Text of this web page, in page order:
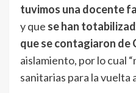
tuvimos una docente
y que se han
que se contagiaron de
aislamiento, por lo cual
sanitarias para la vuelta